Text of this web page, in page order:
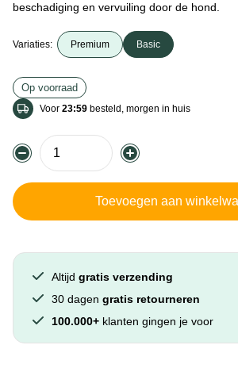
beschadiging en vervuiling door de hond.
Variaties: Premium Basic
Voor 23:59 besteld, morgen in huis
Op voorraad
Toevoegen aan
Altijd gratis verzending
30 dagen gratis retourneren
100.000+ klanten gingen je voor